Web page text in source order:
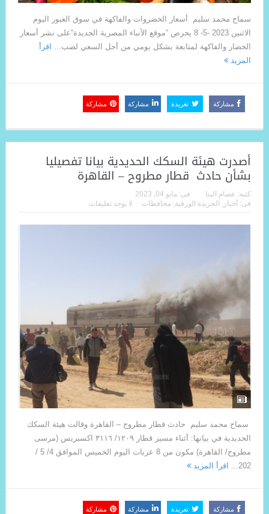
سماح محمد سليم أسعار الخضروات والفاكهة في سوق العبور اليوم
الاثنين 2023 -5- 8 يحرص “موقع الأنباء المصرية الجديدة“على نشر أسعار
الخضار والفاكهة لمتابعة بشكل يومي من أجل السعي لضب... اقرأ
المزيد
مشاركة تغريدة مشاركة مشاركة
أصدرت هيئة السكك الحديدية بيانا تفصيليا
بشأن حادث قطار مطروح – القاهرة
كتبه: عصام البنا فى: مايو 04, 2023
فى: أخبار , الجريدة الورقية, محافظات لا يوجد تعليقات
سماح محمد سليم حادث قطار مطروح – القاهرة وقالت هيئة السكك
الحديدية في بيانها: أثناء مسير قطار ١٢٠٩/ ٣١١٦ اكسبريس (مرسى
مطروح/ القاهرة) مكون من 8 عربات اليوم الخميس الموافق 4/ 5 /
202...
اقرأ المزيد
مشاركة تغريدة مشاركة مشاركة